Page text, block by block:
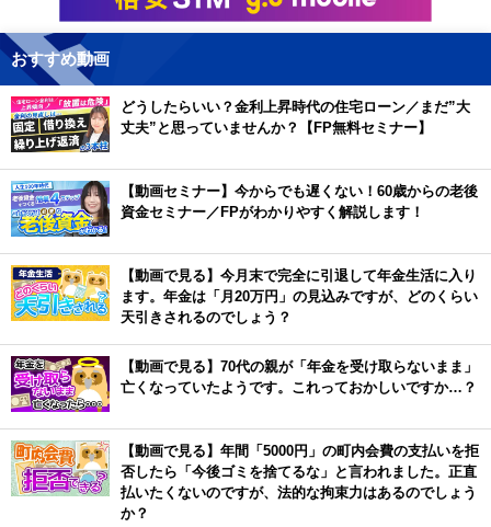
おすすめ動画
どうしたらいい？金利上昇時代の住宅ローン／まだ”大
丈夫”と思っていませんか？【FP無料セミナー】
【動画セミナー】今からでも遅くない！60歳からの老後
資金セミナー／FPがわかりやすく解説します！
【動画で見る】今月末で完全に引退して年金生活に入り
ます。年金は「月20万円」の見込みですが、どのくらい
天引きされるのでしょう？
【動画で見る】70代の親が「年金を受け取らないまま」
亡くなっていたようです。これっておかしいですか…？
【動画で見る】年間「5000円」の町内会費の支払いを拒
否したら「今後ゴミを捨てるな」と言われました。正直
払いたくないのですが、法的な拘束力はあるのでしょう
か？